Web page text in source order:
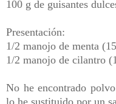
100 g de guisantes
Presentación:
1/2 manojo de menta
1/2 manojo de cilantro
No he encontrado